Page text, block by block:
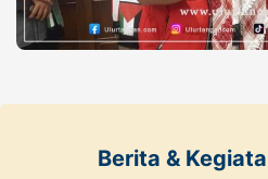
Berita &